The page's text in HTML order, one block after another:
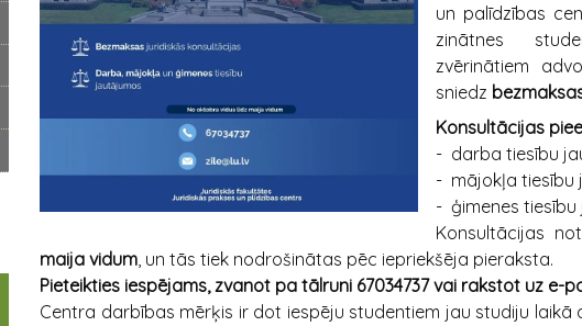
un palīdzības
zinātnes
zvērinātiem
sniedz
Konsultācijas
- darba tiesību
- mājokļa tiesību
- ģimenes tiesību
Konsultācijas
maija vidum, un tās tiek nodrošinātas pēc iepriekšēja pieraksta.
Pieteikties iespējams, zvanot pa tālruni 67034737 vai rakstot uz e-
Centra darbības mērķis ir dot iespēju studentiem jau studiju laikā